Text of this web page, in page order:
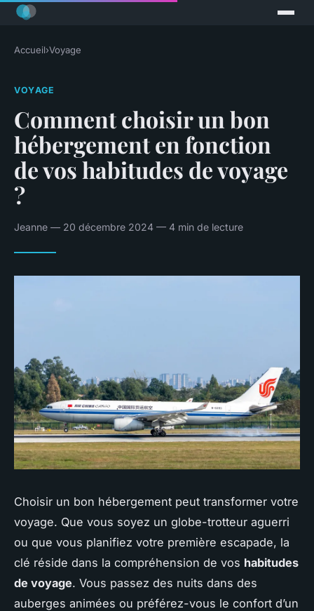
Accueil›Voyage
VOYAGE
Comment choisir un bon
hébergement en fonction
de vos habitudes de voyage
?
Jeanne — 20 décembre 2024 — 4 min de lecture
Choisir un bon hébergement peut transformer votre
voyage. Que vous soyez un globe-trotteur aguerri
ou que vous planifiez votre première escapade, la
clé réside dans la compréhension de vos habitudes
de voyage. Vous passez des nuits dans des
auberges animées ou préférez-vous le confort d’un